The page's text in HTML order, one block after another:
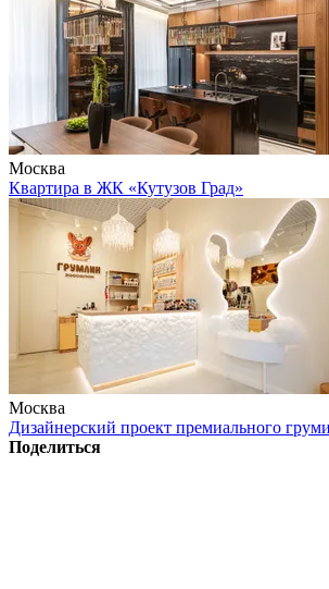
Москва
Квартира в ЖК «Кутузов Град»
Москва
Дизайнерский проект премиального
Поделиться